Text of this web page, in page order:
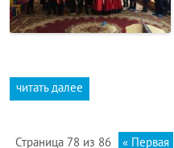
читать далее
Страница 78 из 86 « Первая